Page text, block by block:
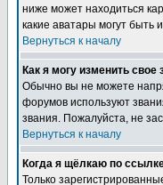
ниже может находиться
какие аватары могут
Вернуться к началу
Как я могу изменить свое
Обычно вы не можете
форумов используют
звания. Пожалуйста, не
Вернуться к началу
Когда я щёлкаю по
Только